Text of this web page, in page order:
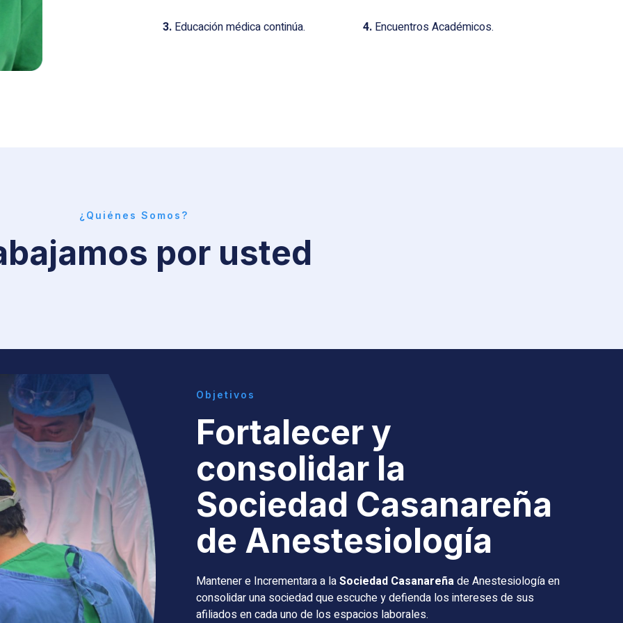
3. Educación médica continúa. 4. Encuentros Académicos.
¿Quiénes Somos?
por usted
Objetivos
Fortalecer y
consolidar la
Sociedad Casanareña
de Anestesiología
Mantener e Incrementara a laSociedad Casanareñade Anestesiología en
consolidar una sociedad que escuche y defienda los intereses de sus
afiliados en cada uno de los espacios laborales.